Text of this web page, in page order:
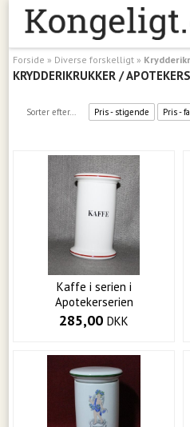
Forside » Diverse forskelligt »
KRYDDERIKRUKKER /
Sorter efter... Pris - stigende Pris -
Kaffe i serien i
Apotekerserien
285,00DKK